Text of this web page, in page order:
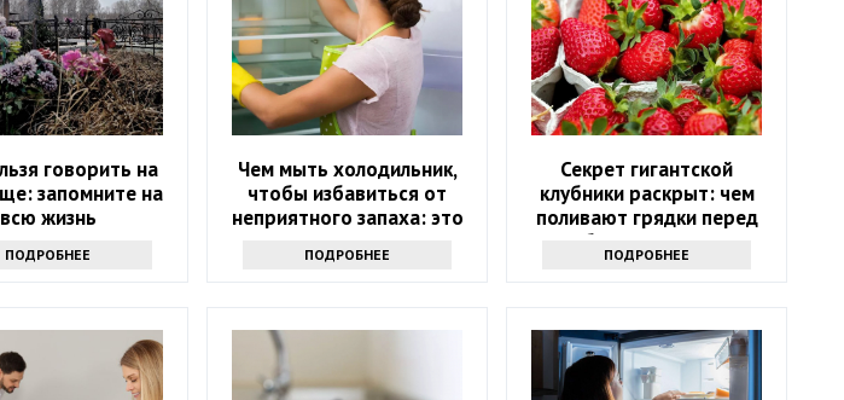
говорить на
запомните на
всю жизнь
ПОДРОБНЕЕ
Чем мыть холодильник,
чтобы избавиться от
неприятного запаха: это
ПОДРОБНЕЕ
Секрет гигантской
клубники раскрыт: чем
поливают грядки перед
сбором урожая
ПОДРОБНЕЕ